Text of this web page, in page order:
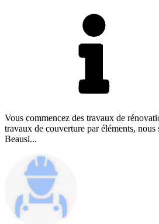
Vous commencez des travaux de
travaux de couverture par éléments, nous
Beausi...